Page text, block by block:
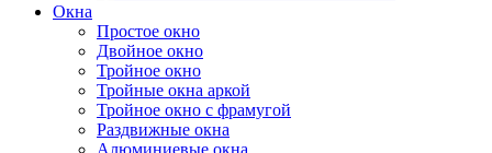
Окна
Простое окно
Двойное окно
Тройное окно
Тройные окна аркой
Тройное окно с фрамугой
Раздвижные окна
Алюминиевые окна